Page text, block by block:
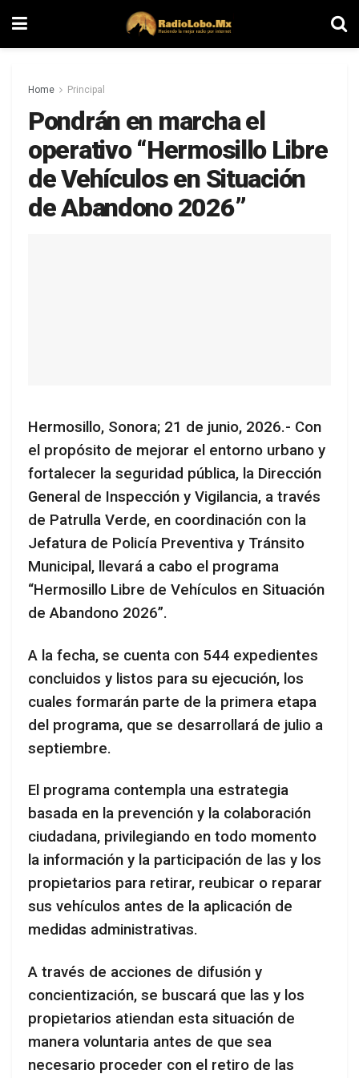
Home Principal
Pondrán en marcha el
operativo “Hermosillo Libre
de Vehículos en Situación
de Abandono 2026”
Hermosillo, Sonora; 21 de junio, 2026.- Con
el propósito de mejorar el entorno urbano y
fortalecer la seguridad pública, la Dirección
General de Inspección y Vigilancia, a través
de Patrulla Verde, en coordinación con la
Jefatura de Policía Preventiva y Tránsito
Municipal, llevará a cabo el programa
“Hermosillo Libre de Vehículos en Situación
de Abandono 2026”.
A la fecha, se cuenta con 544 expedientes
concluidos y listos para su ejecución, los
cuales formarán parte de la primera etapa
del programa, que se desarrollará de julio a
septiembre.
El programa contempla una estrategia
basada en la prevención y la colaboración
ciudadana, privilegiando en todo momento
la información y la participación de las y los
propietarios para retirar, reubicar o reparar
sus vehículos antes de la aplicación de
medidas administrativas.
A través de acciones de difusión y
concientización, se buscará que las y los
propietarios atiendan esta situación de
manera voluntaria antes de que sea
necesario proceder con el retiro de las